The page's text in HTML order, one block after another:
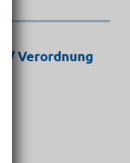
/ Verordnung